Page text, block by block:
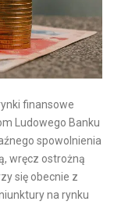
finansowe
Ludowego Banku
spowolnienia
wręcz ostrożną
się obecnie z
na rynku